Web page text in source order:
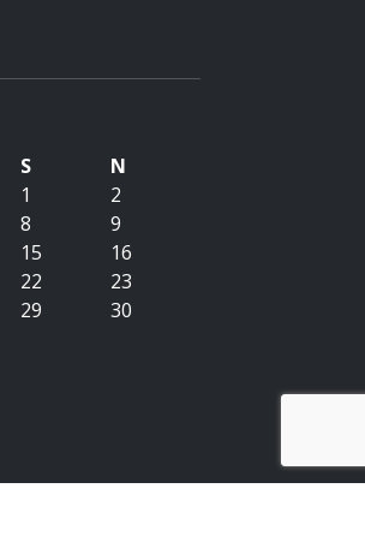
S
N
1
2
8
9
15
16
22
23
29
30